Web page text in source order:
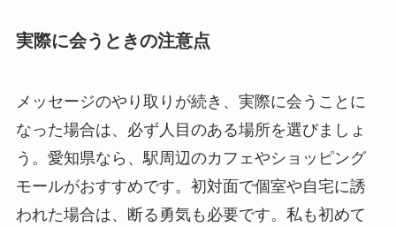
実際に会うときの注意点
メッセージのやり取りが続き、実際に会うことに
なった場合は、必ず人目のある場所を選びましょ
う。愛知県なら、駅周辺のカフェやショッピング
モールがおすすめです。初対面で個室や自宅に誘
われた場合は、断る勇気も必要です。私も初めて